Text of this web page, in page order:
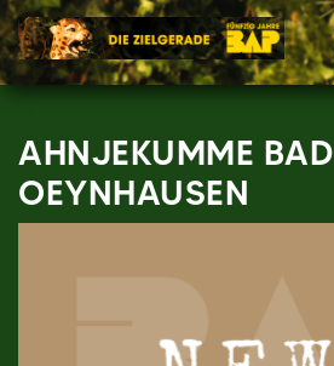
Skip
to
content
AHNJEKUMME BAD
OEYNHAUSEN